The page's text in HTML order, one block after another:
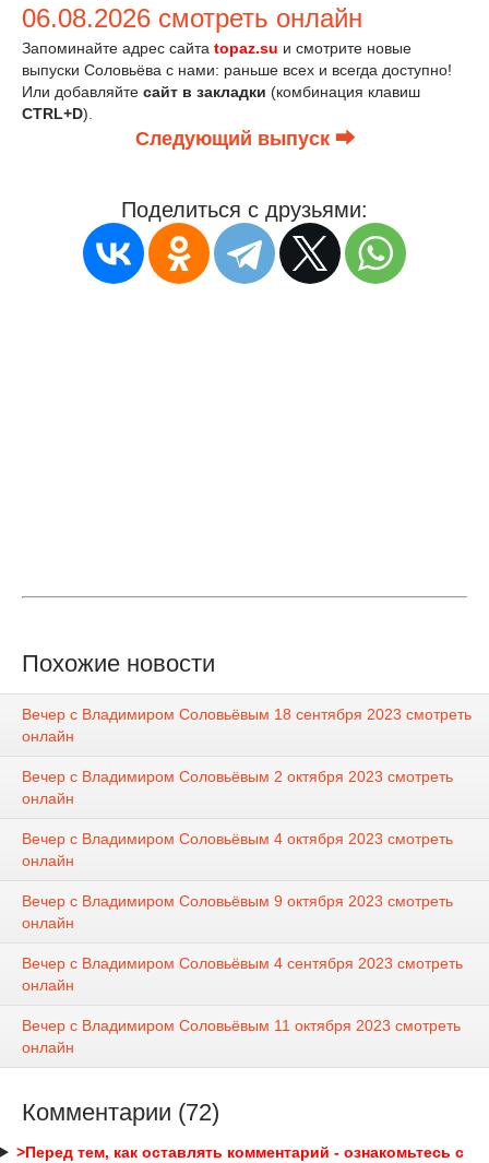
06.08.2026 смотреть онлайн
Запоминайте адрес сайта topaz.su и смотрите новые
выпуски Соловьёва с нами: раньше всех и всегда доступно!
Или добавляйте сайт в закладки (комбинация клавиш
CTRL+D).
Следующий выпуск ⮕
Поделиться с друзьями:
Похожие новости
Вечер с Владимиром Соловьёвым 18 сентября 2023 смотреть
онлайн
Вечер с Владимиром Соловьёвым 2 октября 2023 смотреть
онлайн
Вечер с Владимиром Соловьёвым 4 октября 2023 смотреть
онлайн
Вечер с Владимиром Соловьёвым 9 октября 2023 смотреть
онлайн
Вечер с Владимиром Соловьёвым 4 сентября 2023 смотреть
онлайн
Вечер с Владимиром Соловьёвым 11 октября 2023 смотреть
онлайн
Комментарии (72)
>Перед тем, как оставлять комментарий - ознакомьтесь с